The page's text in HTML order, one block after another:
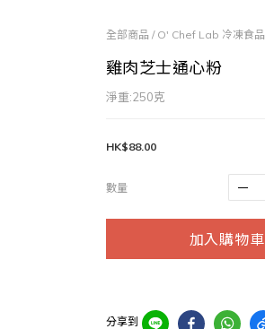
全部商品 / O' Chef Lab 冷凍食品
雞肉芝士通心粉
淨重:250克
HK$88.00
數量
加入購物車
分享到